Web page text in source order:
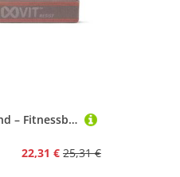
FLEXVIT Resist Band – Fitnessbänder für effektives Ganzkörpertraining, HIT, Koordination, Stabilisierung und Sprungkraft, Anfänger und Profis (Hellgrau)
22,31 € 25,31 €